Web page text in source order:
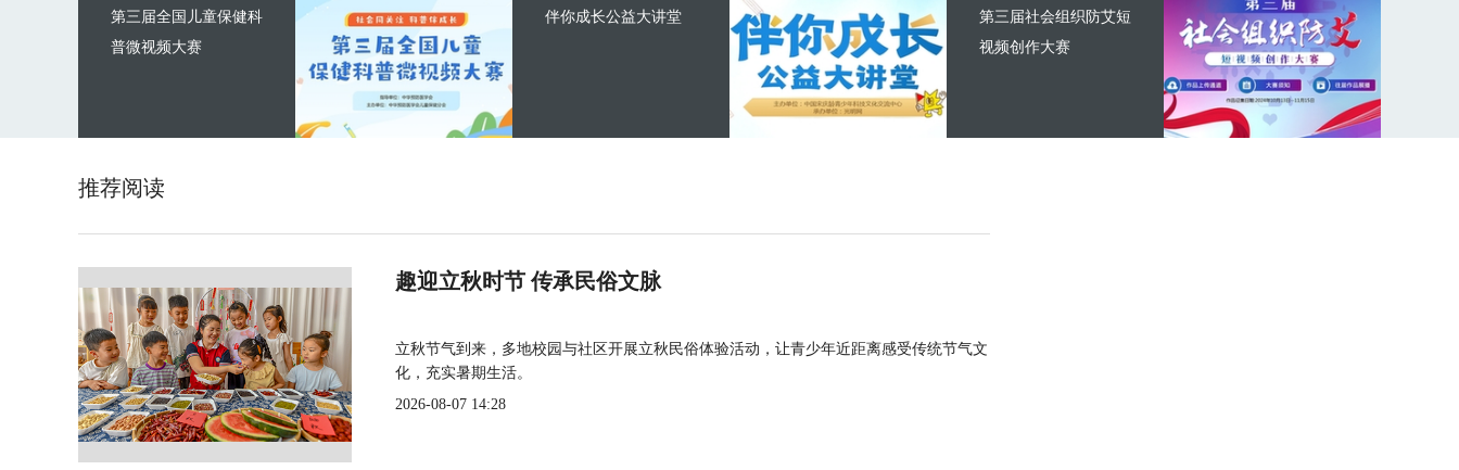
第三届全国儿童保健科
普微视频大赛
伴你成长公益大讲堂
第三届社会组织防艾短
视频创作大赛
推荐阅读
趣迎立秋时节 传承民俗文脉
立秋节气到来，多地校园与社区开展立秋民俗体验活动，让青少年近距离感受传统节气文
化，充实暑期生活。
2026-08-07 14:28